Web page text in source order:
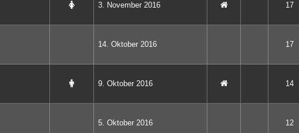
3. November 2016 17
14. Oktober 2016 17
9. Oktober 2016 14
5. Oktober 2016 12